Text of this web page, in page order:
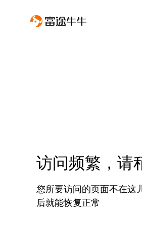
访问频繁，请
您所要访问的页面不在这
后就能恢复正常